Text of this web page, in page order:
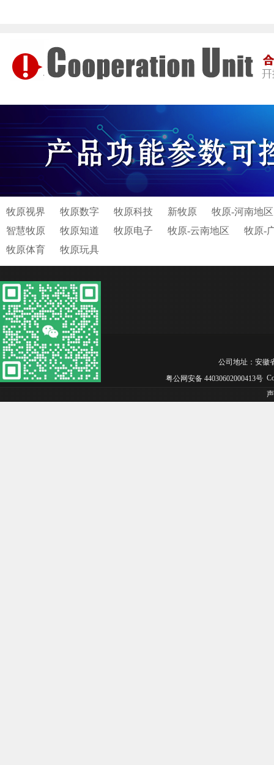
牧原视界 牧原数字 牧原科技 新牧原
牧原-河南地区
智慧牧原
牧原知道 牧原电子 牧原-云南地区
牧原-
牧原体育
牧原玩具
公司地址：安徽
粤公网安备 44030602000413号